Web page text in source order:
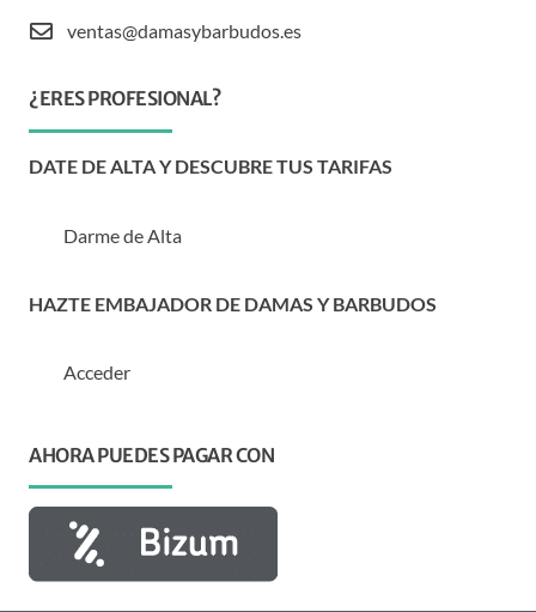
ventas@damasybarbudos.es
¿ERES PROFESIONAL?
DATE DE ALTA Y DESCUBRE TUS TARIFAS
Darme de Alta
HAZTE EMBAJADOR DE DAMAS Y BARBUDOS
Acceder
AHORA PUEDES PAGAR CON